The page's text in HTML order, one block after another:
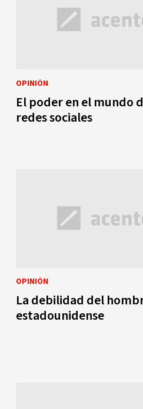
OPINIÓN
El poder en el mundo
redes sociales
OPINIÓN
La debilidad del
estadounidense